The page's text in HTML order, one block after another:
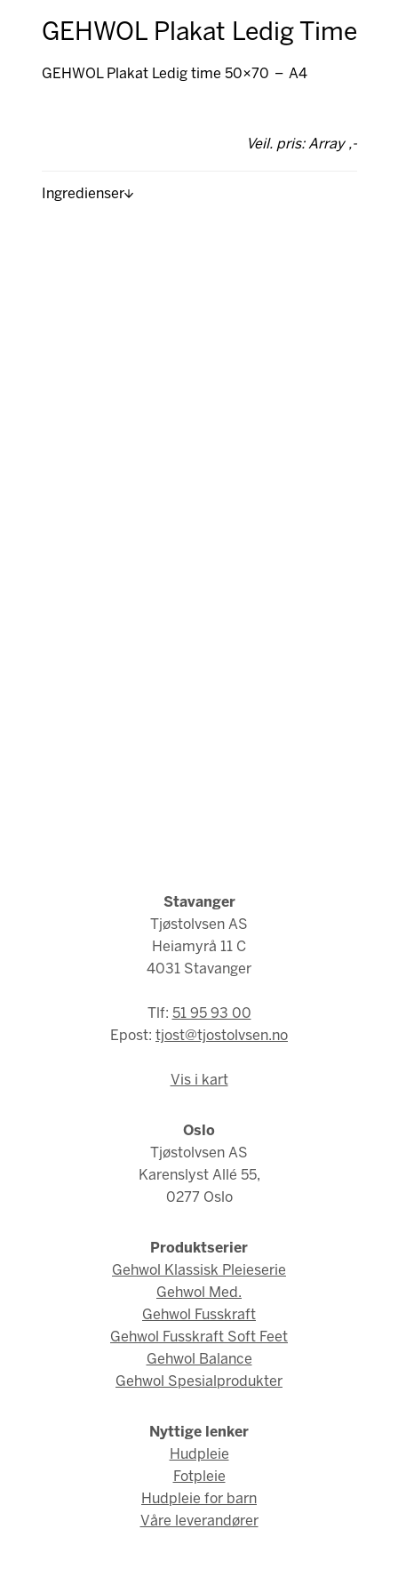
GEHWOL Plakat Ledig Time
GEHWOL Plakat Ledig time 50×70 – A4
Veil. pris: Array ,-
Ingredienser
Stavanger
Tjøstolvsen AS
Heiamyrå 11 C
4031 Stavanger
Tlf: 51 95 93 00
Epost: tjost@tjostolvsen.no
Vis i kart
Oslo
Tjøstolvsen AS
Karenslyst Allé 55,
0277 Oslo
Produktserier
Gehwol Klassisk Pleieserie
Gehwol Med.
Gehwol Fusskraft
Gehwol Fusskraft Soft Feet
Gehwol Balance
Gehwol Spesialprodukter
Nyttige lenker
Hudpleie
Fotpleie
Hudpleie for barn
Våre leverandører